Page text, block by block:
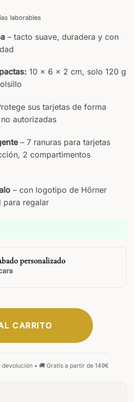
laborables
– tacto suave, duradera y con
10 × 6 × 2 cm, solo 120 g
sus tarjetas de forma
autorizadas
– 7 ranuras para tarjetas
2 compartimentos
– con logotipo de Hörner
para regalar
personalizado
CARRITO